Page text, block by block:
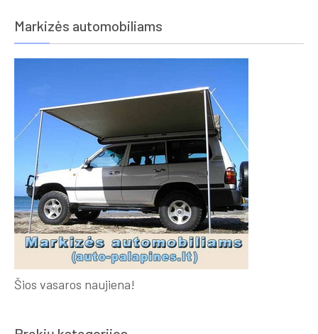
Markizės automobiliams
Šios vasaros naujiena!